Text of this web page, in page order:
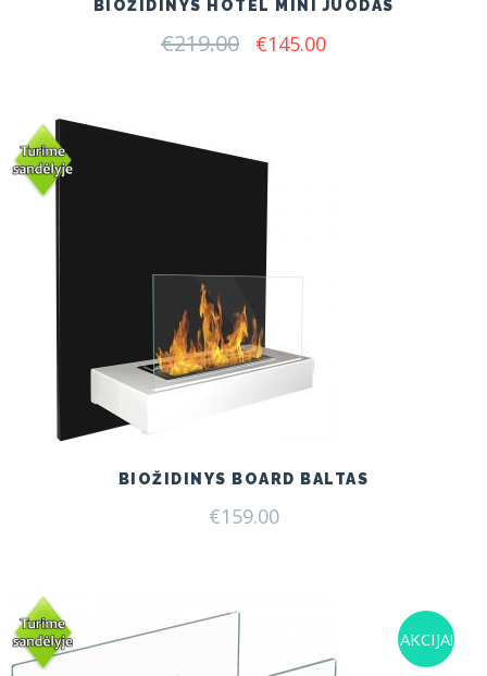
BIOŽIDINYS HOTEL MINI JUODAS
€219.00 Original
€145.00Current
BIOŽIDINYS BOARD BALTAS
€159.00
AKCIJA!